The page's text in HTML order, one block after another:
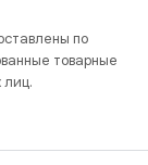
по
товарные